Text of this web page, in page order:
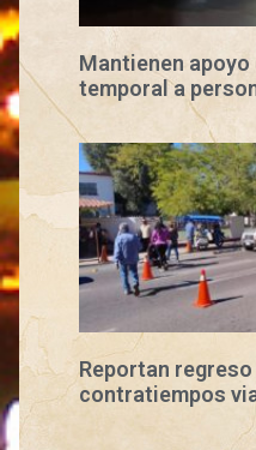
Mantienen apoyo
temporal a
Reportan
contratiempos